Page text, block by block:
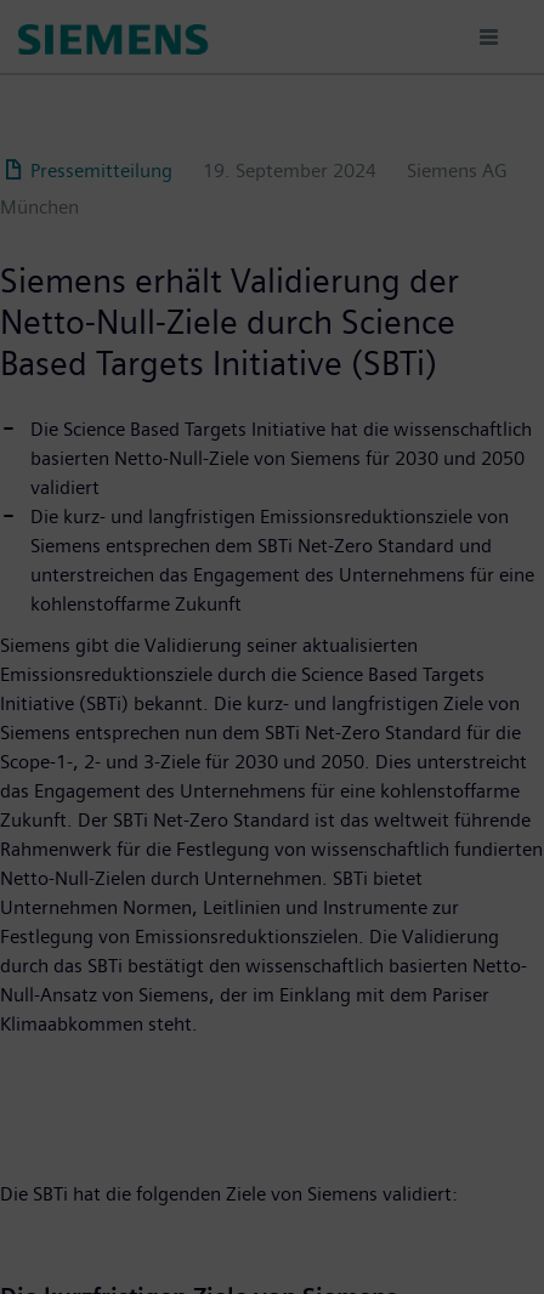
para
Pressemitteilung
19. September 2024
Siemens AG
München
Siemens erhält Validierung der
Netto-Null-Ziele durch Science
Based Targets Initiative (SBTi)
Die Science Based Targets Initiative hat die wissenschaftlich
basierten Netto-Null-Ziele von Siemens für 2030 und 2050
validiert
Die kurz- und langfristigen Emissionsreduktionsziele von
Siemens entsprechen dem SBTi Net-Zero Standard und
unterstreichen das Engagement des Unternehmens für eine
kohlenstoffarme Zukunft
Siemens gibt die Validierung seiner aktualisierten
Emissionsreduktionsziele durch die Science Based Targets
Initiative (SBTi) bekannt. Die kurz- und langfristigen Ziele von
Siemens entsprechen nun dem SBTi Net-Zero Standard für die
Scope-1-, 2- und 3-Ziele für 2030 und 2050. Dies unterstreicht
das Engagement des Unternehmens für eine kohlenstoffarme
Zukunft. Der SBTi Net-Zero Standard ist das weltweit führende
Rahmenwerk für die Festlegung von wissenschaftlich fundierten
Netto-Null-Zielen durch Unternehmen. SBTi bietet
Unternehmen Normen, Leitlinien und Instrumente zur
Festlegung von Emissionsreduktionszielen. Die Validierung
durch das SBTi bestätigt den wissenschaftlich basierten Netto-
Null-Ansatz von Siemens, der im Einklang mit dem Pariser
Klimaabkommen steht.
Die SBTi hat die folgenden Ziele von Siemens validiert: